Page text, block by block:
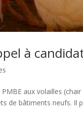
à
aux volailles
de bâtiments neufs. Il